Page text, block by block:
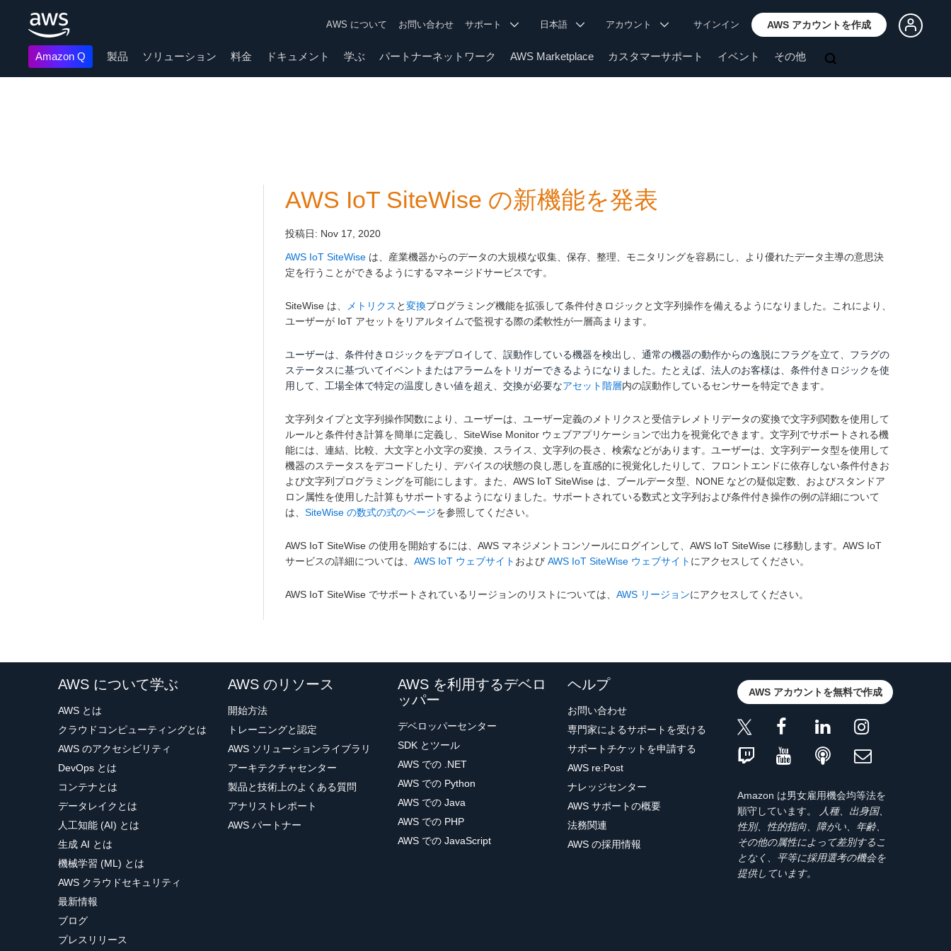
AWS について お問い合わせ サポート 日本語 アカウント サインイン AWS アカウントを作成
Amazon Q 製品 ソリューション 料金 ドキュメント 学ぶ パートナーネットワーク AWS Marketplace カスタマーサポート イベント その他
AWS IoT SiteWise の新機能を発表
投稿日: Nov 17, 2020
AWS IoT SiteWise は、産業機器からのデータの大規模な収集、保存、整理、モニタリングを容易にし、より優れたデータ主導の意思決
定を行うことができるようにするマネージドサービスです。
SiteWise は、 メトリクス と変換プログラミング機能を拡張して条件付きロジックと文字列操作を備えるようになりました。これにより、
ユーザーが IoT アセットをリアルタイムで監視する際の柔軟性が一層高まります。
ユーザーは、条件付きロジックをデプロイして、誤動作している機器を検出し、通常の機器の動作からの逸脱にフラグを立て、フラグの
ステータスに基づいてイベントまたはアラームをトリガーできるようになりました。たとえば、法人のお客様は、条件付きロジックを使
用して、工場全体で特定の温度しきい値を超え、交換が必要なアセット階層内の誤動作しているセンサーを特定できます。
文字列タイプと文字列操作関数により、ユーザーは、ユーザー定義のメトリクスと受信テレメトリデータの変換で文字列関数を使用して
ルールと条件付き計算を簡単に定義し、SiteWise Monitor ウェブアプリケーションで出力を視覚化できます。文字列でサポートされる機
能には、連結、比較、大文字と小文字の変換、スライス、文字列の長さ、検索などがあります。ユーザーは、文字列データ型を使用して
機器のステータスをデコードしたり、デバイスの状態の良し悪しを直感的に視覚化したりして、フロントエンドに依存しない条件付きお
よび文字列プログラミングを可能にします。また、AWS IoT SiteWise は、ブールデータ型、NONE などの疑似定数、およびスタンドア
ロン属性を使用した計算もサポートするようになりました。サポートされている数式と文字列および条件付き操作の例の詳細について
は、 SiteWise の数式の式のページを参照してください。
AWS IoT SiteWise の使用を開始するには、AWS マネジメントコンソールにログインして、AWS IoT SiteWise に移動します。AWS IoT
サービスの詳細については、 AWS IoT ウェブサイト および AWS IoT SiteWise ウェブサイト にアクセスしてください。
AWS IoT SiteWise でサポートされているリージョンのリストについては、 AWS リージョンにアクセスしてください。
AWS について学ぶ
AWS とは
クラウドコンピューティングとは
AWS のアクセシビリティ
DevOps とは
コンテナとは
データレイクとは
人工知能 (AI) とは
生成 AI とは
機械学習 (ML) とは
AWS クラウドセキュリティ
最新情報
ブログ
プレスリリース
AWS のリソース
開始方法
トレーニングと認定
AWS ソリューションライブラリ
アーキテクチャセンター
製品と技術上のよくある質問
アナリストレポート
AWS パートナー
AWS を利用するデベロ
ッパー
デベロッパーセンター
SDK とツール
AWS での .NET
AWS での Python
AWS での Java
AWS での PHP
AWS での JavaScript
ヘルプ
お問い合わせ
専門家によるサポートを受ける
サポートチケットを申請する
AWS re:Post
ナレッジセンター
AWS サポートの概要
法務関連
AWS の採用情報
AWS アカウントを無料で作成
Amazon は男女雇用機会均等法を
順守しています。
人種、出身国、
性別、性的指向、障がい、年齢、
その他の属性によって差別するこ
となく、平等に採用選考の機会を
提供しています。